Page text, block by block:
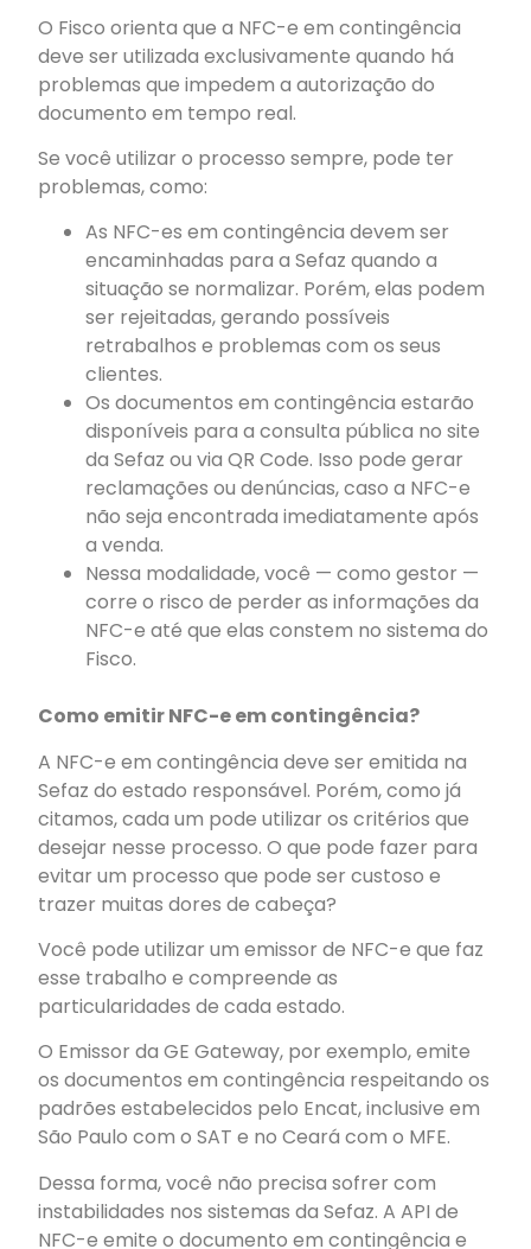
O Fisco orienta que a NFC-e em contingência
deve ser utilizada exclusivamente quando há
problemas que impedem a autorização do
documento em tempo real.
Se você utilizar o processo sempre, pode ter
problemas, como:
As NFC-es em contingência devem ser
encaminhadas para a Sefaz quando a
situação se normalizar. Porém, elas podem
ser rejeitadas, gerando possíveis
retrabalhos e problemas com os seus
clientes.
Os documentos em contingência estarão
disponíveis para a consulta pública no site
da Sefaz ou via QR Code. Isso pode gerar
reclamações ou denúncias, caso a NFC-e
não seja encontrada imediatamente após
a venda.
Nessa modalidade, você — como gestor —
corre o risco de perder as informações da
NFC-e até que elas constem no sistema do
Fisco.
Como emitir NFC-e em contingência?
A NFC-e em contingência deve ser emitida na
Sefaz do estado responsável. Porém, como já
citamos, cada um pode utilizar os critérios que
desejar nesse processo. O que pode fazer para
evitar um processo que pode ser custoso e
trazer muitas dores de cabeça?
Você pode utilizar um emissor de NFC-e que faz
esse trabalho e compreende as
particularidades de cada estado.
O Emissor da GE Gateway, por exemplo, emite
os documentos em contingência respeitando os
padrões estabelecidos pelo Encat, inclusive em
São Paulo com o SAT e no Ceará com o MFE.
Dessa forma, você não precisa sofrer com
instabilidades nos sistemas da Sefaz. A API de
NFC-e emite o documento em contingência e